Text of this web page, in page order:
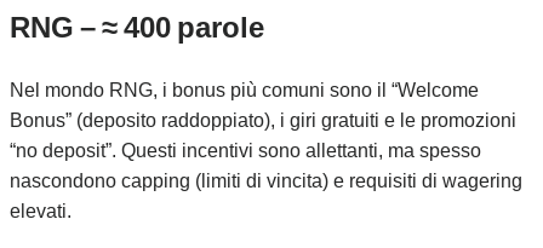
RNG – ≈ 400 parole
Nel mondo RNG, i bonus più comuni sono il “Welcome
Bonus” (deposito raddoppiato), i giri gratuiti e le promozioni
“no deposit”. Questi incentivi sono allettanti, ma spesso
nascondono capping (limiti di vincita) e requisiti di wagering
elevati.